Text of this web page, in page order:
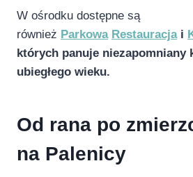
W ośrodku dostępne są
również Parkowa Restauracjai
których panuje niezapomniany
ubiegłego wieku.
Od rana po
na Palenicy